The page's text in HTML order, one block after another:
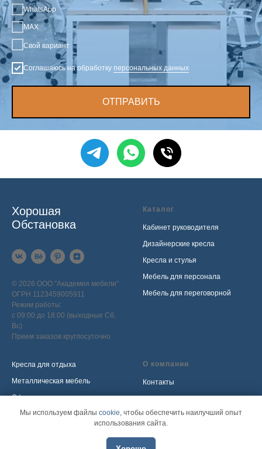
WhatsApp
MAX
Свой вариант
Соглашаюсь на обработку персональных данных
ОТПРАВИТЬ
Мы используем файлы cookie, чтобы обеспечить наилучший опыт
использования сайта.
Хорошая
Обстановка
© 2026 ООО "Академия мебели"
ОГРН 1123459005911
Режим работы:
с 09:00 до 18:00 (выходные Сб,
Вс)
Прием заказов круглосуточно
Каталог
Кабинет руководителя
Дизайнерские кресла
Кресла и стулья
Мебель для персонала
Мебель для переговорной
Кресла для отдыха
Металлическая мебель
Офисные диваны
Мебель для call-центра
О компании
Контакты
Наши проекты
персональных данных